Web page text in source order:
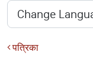
पत्रिका